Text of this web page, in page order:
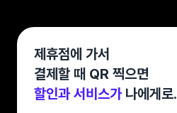
제휴점에 가서
결제할 때 QR 찍으면
할인과 서비스가 나에게로.